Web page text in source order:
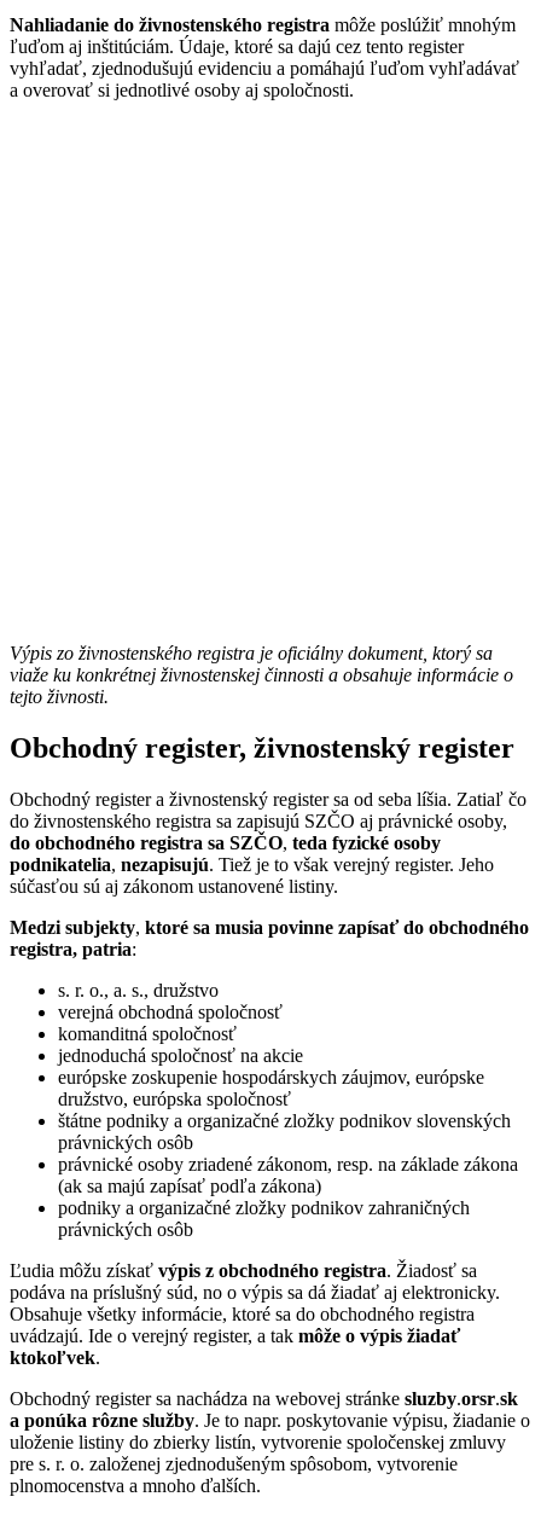
Nahliadanie do živnostenského registra môže poslúžiť mnohým
ľuďom aj inštitúciám. Údaje, ktoré sa dajú cez tento register
vyhľadať, zjednodušujú evidenciu a pomáhajú ľuďom vyhľadávať
a overovať si jednotlivé osoby aj spoločnosti.
Výpis zo živnostenského registra je oficiálny dokument, ktorý sa
viaže ku konkrétnej živnostenskej činnosti a obsahuje informácie o
tejto živnosti.
Obchodný register, živnostenský register
Obchodný register a živnostenský register sa od seba líšia. Zatiaľ čo
do živnostenského registra sa zapisujú SZČO aj právnické osoby,
do obchodného registra sa SZČO, teda fyzické osoby
podnikatelia, nezapisujú. Tiež je to však verejný register. Jeho
súčasťou sú aj zákonom ustanovené listiny.
Medzi subjekty, ktoré sa musia povinne zapísať do obchodného
registra, patria:
s. r. o., a. s., družstvo
verejná obchodná spoločnosť
komanditná spoločnosť
jednoduchá spoločnosť na akcie
európske zoskupenie hospodárskych záujmov, európske
družstvo, európska spoločnosť
štátne podniky a organizačné zložky podnikov slovenských
právnických osôb
právnické osoby zriadené zákonom, resp. na základe zákona
(ak sa majú zapísať podľa zákona)
podniky a organizačné zložky podnikov zahraničných
právnických osôb
Ľudia môžu získať výpis z obchodného registra. Žiadosť sa
podáva na príslušný súd, no o výpis sa dá žiadať aj elektronicky.
Obsahuje všetky informácie, ktoré sa do obchodného registra
uvádzajú. Ide o verejný register, a tak môže o výpis žiadať
ktokoľvek.
Obchodný register sa nachádza na webovej stránke sluzby.orsr.sk
a ponúka rôzne služby. Je to napr. poskytovanie výpisu, žiadanie o
uloženie listiny do zbierky listín, vytvorenie spoločenskej zmluvy
pre s. r. o. založenej zjednodušeným spôsobom, vytvorenie
plnomocenstva a mnoho ďalších.